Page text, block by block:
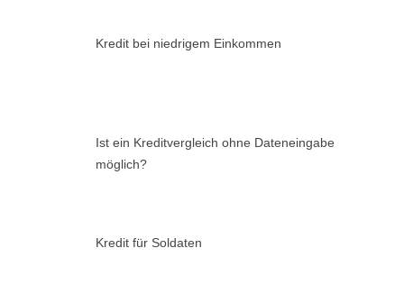
Kredit bei niedrigem Einkommen
Ist ein Kreditvergleich ohne Dateneingabe
möglich?
Kredit für Soldaten